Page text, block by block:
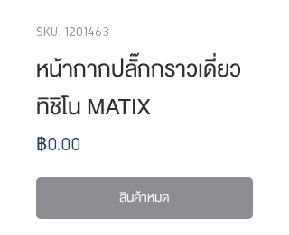
SKU: 1201463
หน้ากากปลั๊กกราวเดี่ยว
ทิชิโน MATIX
฿0.00ราคา
สินค้าหมด